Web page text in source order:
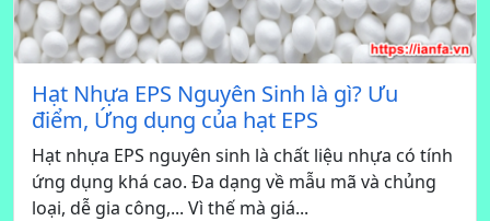
Hạt Nhựa EPS Nguyên Sinh là gì? Ưu
điểm, Ứng dụng của hạt EPS
Hạt nhựa EPS nguyên sinh là chất liệu nhựa có tính
ứng dụng khá cao. Đa dạng về mẫu mã và chủng
loại, dễ gia công,... Vì thế mà giá...